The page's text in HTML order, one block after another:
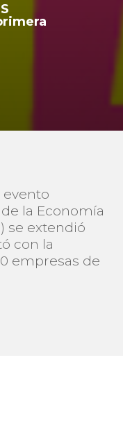
la Economía
se extendió
con la
empresas de